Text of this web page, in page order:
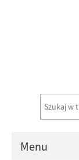
Menu